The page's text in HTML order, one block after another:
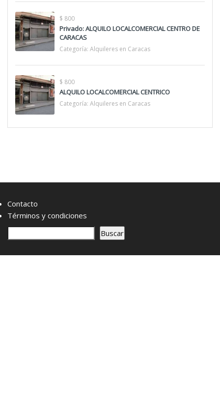
$ 800
Privado: ALQUILO LOCALCOMERCIAL CENTRO DE
CARACAS
Categoría: Alquileres en Caracas
$ 800
ALQUILO LOCALCOMERCIAL CENTRICO
Categoría: Alquileres en Caracas
Contacto
Términos y condiciones
s
Buscar